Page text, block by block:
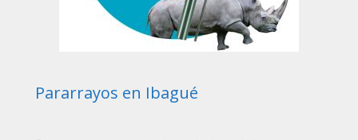
Pararrayos en Ibagué